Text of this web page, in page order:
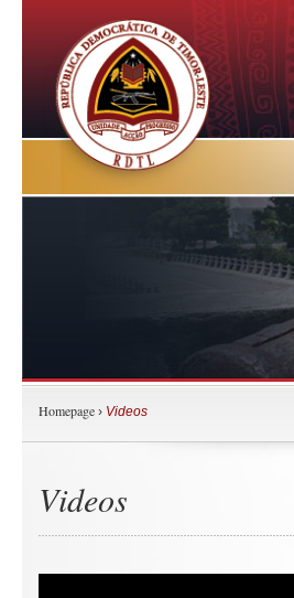
Homepage › Videos
Videos